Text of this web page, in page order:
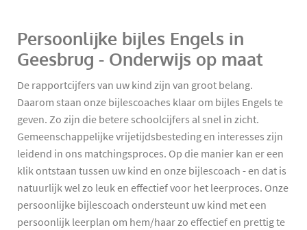
Persoonlijke bijles Engels in
Geesbrug - Onderwijs op maat
De rapportcijfers van uw kind zijn van groot belang.
Daarom staan onze bijlescoaches klaar om bijles Engels te
geven. Zo zijn die betere schoolcijfers al snel in zicht.
Gemeenschappelijke vrijetijdsbesteding en interesses zijn
leidend in ons matchingsproces. Op die manier kan er een
klik ontstaan tussen uw kind en onze bijlescoach - en dat is
natuurlijk wel zo leuk en effectief voor het leerproces. Onze
persoonlijke bijlescoach ondersteunt uw kind met een
persoonlijk leerplan om hem/haar zo effectief en prettig te